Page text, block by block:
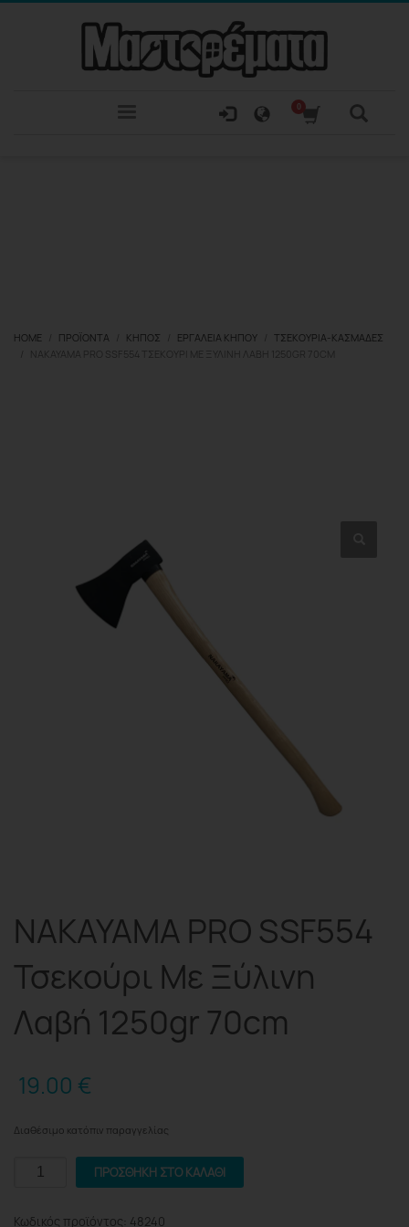
HOME ΠΡΟΪΌΝΤΑ ΚΉΠΟΣ ΕΡΓΑΛΕΊΑ ΚΉΠΟΥ
ΤΣΕΚΟΎΡΙΑ-ΚΑΣΜΆΔΕΣ
NAKAYAMA PRO SSF554 ΤΣΕΚΟΎΡΙ ΜΕ ΞΎΛΙΝΗ ΛΑΒΉ 1250GR 70CM
NAKAYAMA PRO SSF554
Τσεκούρι Με Ξύλινη
Λαβή 1250gr 70cm
19.00 €
Διαθέσιμο κατόπιν παραγγελίας
NAKAYAMA
ΠΡΟΣΘΉΚΗ ΣΤΟ ΚΑΛΆΘΙ
Κωδικός προϊόντος: 48240